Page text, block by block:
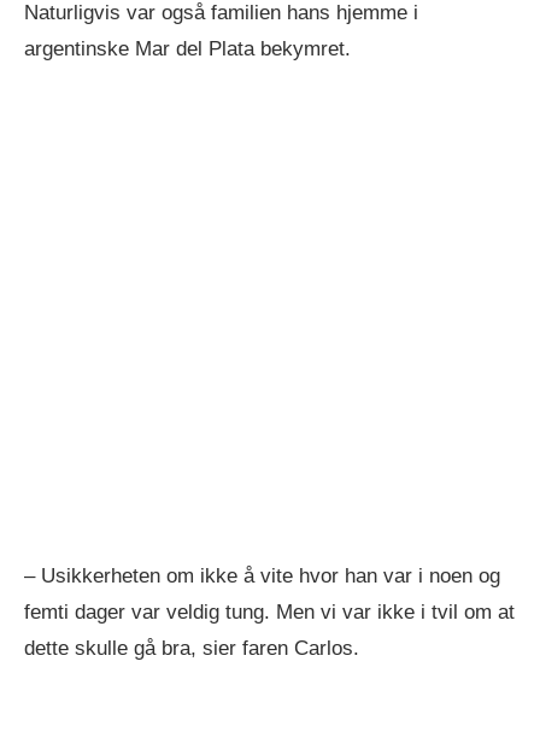
Naturligvis var også familien hans hjemme i
argentinske Mar del Plata bekymret.
– Usikkerheten om ikke å vite hvor han var i noen og
femti dager var veldig tung. Men vi var ikke i tvil om at
dette skulle gå bra, sier faren Carlos.